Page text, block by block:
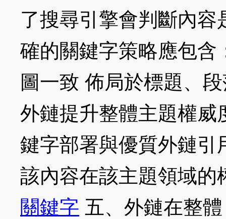
了搜尋引擎會判斷內
確的關鍵字策略應包含
圖一致 佈局於標題、
外鏈提升整體主題權威
鍵字部署與優質外鏈引
該內容在該主題領域的
關鍵字 五、外鏈在整